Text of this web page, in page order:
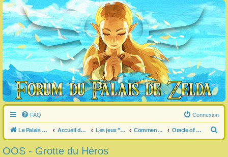
FAQ Connexion
Le Palais de Zelda Accueil du forum Les jeux "Legend of Zelda" Commentaire / question générale / info sur un jeu Oracle of Ages / Seasons
e
OOS - Grotte du Héros